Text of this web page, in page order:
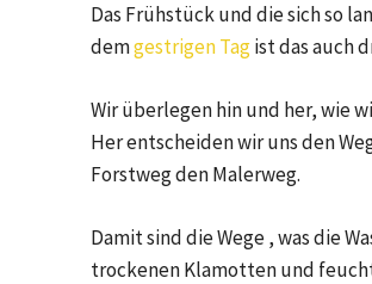
Das Frühstück und die sich so
demgestrigen Tagist das auch
Wir überlegen hin und her, wie
Her entscheiden wir uns den
Forstweg den Malerweg.
Damit sind die Wege , was die
trockenen Klamotten und